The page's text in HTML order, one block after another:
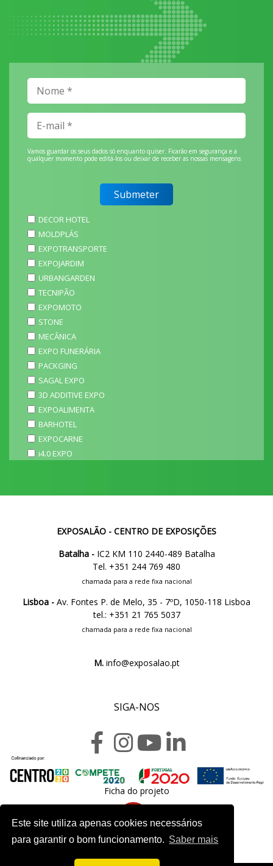
Este site utiliza apenas cookies necessários
para garantir o bom funcionamento. Saber mais
Vamos guardar os seus dados só enquanto quiser. Ficarão em segurança e a
qualquer momento pode editá-los ou deixar de receber as nossas mensagens.
DECOR HOTEL
MOLDPLÁS
EXPOTRANSPORTE
EXPOJARDIM
URBANGARDEN
TECNIPÃO
EXPOMOTO
STONE
MECÂNICA
EXPO FUNERÁRIA
PACKGING
SAGAL EXPO
3D ADDITIVE EXPO
EXPOALIMENTA
BARHOTEL
EXPOCARNE
i4.0 EXPO
EXPOSALÃO - CENTRO DE EXPOSIÇÕES
Batalha -IC2 KM 110 2440-489 Batalha
Tel. +351 244 769 480
chamada para a rede fixa nacional
Lisboa - Av. Fontes P. de Melo, 35 - 7ºD, 1050-118 Lisboa
tel.: +351 21 765 5037
chamada para a rede fixa nacional
M.info@exposalao.pt
SIGA-NOS
Ficha do projeto